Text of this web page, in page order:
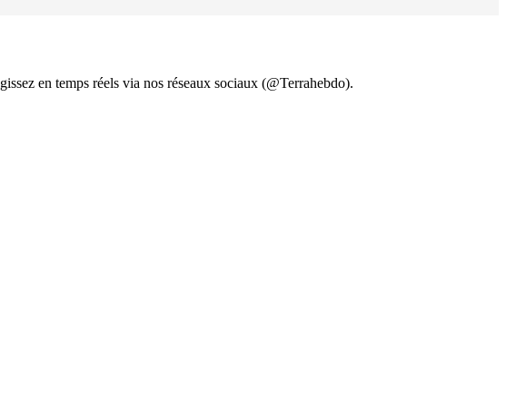
en temps réels via nos réseaux sociaux (@Terrahebdo).